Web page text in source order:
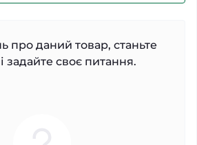
про даний товар, станьте
задайте своє питання.